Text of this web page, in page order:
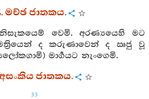
මච්ඡ ජාතකය.
වෙමි. අරණ්‍යයෙහි මට
ද කරුණාවෙන් ද ඍජු වූ
මාර්‍ගයට නැංගෙමි.
අසංකිය ජාතකය.
33